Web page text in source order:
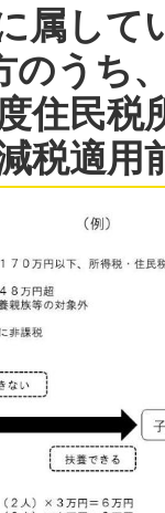
属し
うち
住民税
税適用